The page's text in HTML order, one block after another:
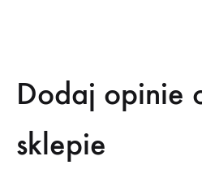
Dodaj opinie
sklepie